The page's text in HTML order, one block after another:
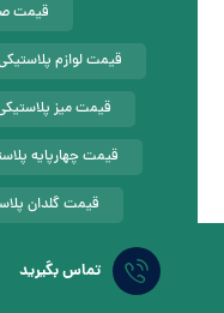
قیمت
قیمت لوازم
قیمت میز
قیمت چهارپایه
قیمت گلدان
تماس بگیرید